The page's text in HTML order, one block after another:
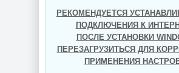
РЕКОМЕНДУЕТСЯ
ПОДКЛЮЧЕНИЯ К
ПОСЛЕ УСТАНОВКИ
ПЕРЕЗАГРУЗИТЬСЯ ДЛЯ
ПРИМЕНЕНИЯ